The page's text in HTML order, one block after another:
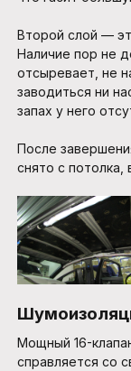
Второй слой —
Наличие пор не
отсыревает, не
заводиться ни
запах у него
После
снято с потолка,
Мощный 16-
справляется со